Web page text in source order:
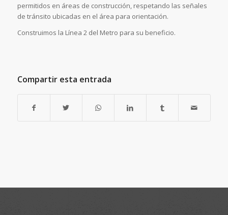
permitidos en áreas de construcción, respetando las señales
de tránsito ubicadas en el área para orientación.
Construimos la Línea 2 del Metro para su beneficio.
Compartir esta entrada